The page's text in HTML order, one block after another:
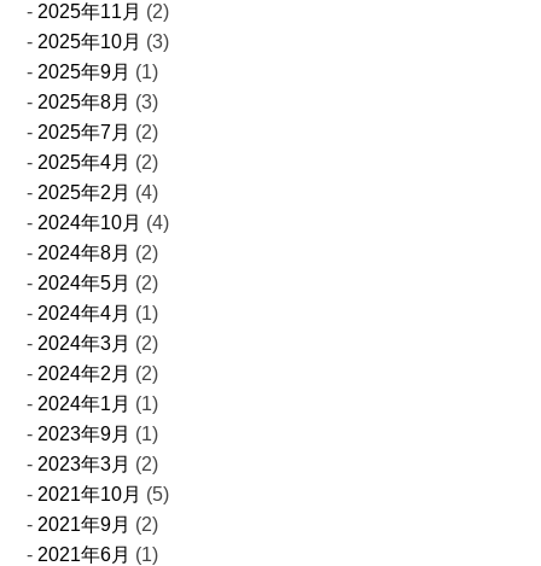
2025年11月 (2)
2025年10月 (3)
2025年9月 (1)
2025年8月 (3)
2025年7月 (2)
2025年4月 (2)
2025年2月 (4)
2024年10月 (4)
2024年8月 (2)
2024年5月 (2)
2024年4月 (1)
2024年3月 (2)
2024年2月 (2)
2024年1月 (1)
2023年9月 (1)
2023年3月 (2)
2021年10月 (5)
2021年9月 (2)
2021年6月 (1)